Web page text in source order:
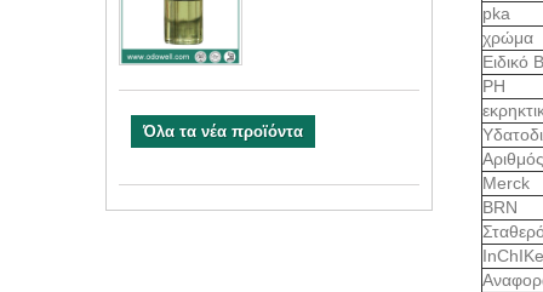
Όλα τα νέα προϊόντα
pka
χρώμα
Ειδικό
PH
Merck
BRN